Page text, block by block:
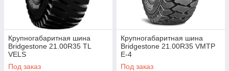
Крупногабаритная шина
Bridgestone 21.00R35 TL
VELS
Под заказ
Крупногабаритная шина
Bridgestone 21.00R35 VMTP
E-4
Под заказ